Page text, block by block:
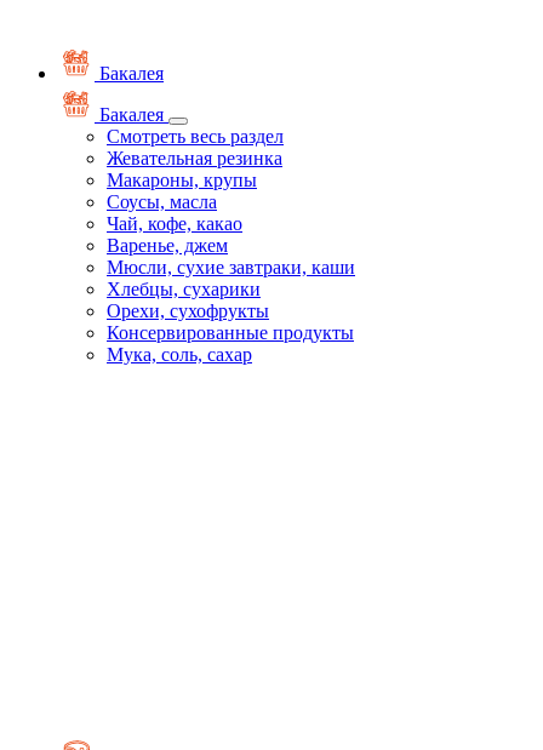
Бакалея
Бакалея
Смотреть весь раздел
Жевательная резинка
Макароны, крупы
Соусы, масла
Чай, кофе, какао
Варенье, джем
Мюсли, сухие завтраки, каши
Хлебцы, сухарики
Орехи, сухофрукты
Консервированные продукты
Мука, соль, сахар